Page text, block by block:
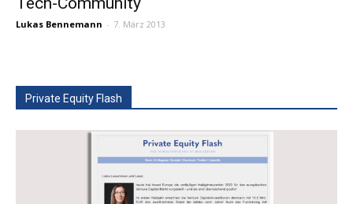
Lukas Bennemann - 7. März 2013
Private Equity Flash